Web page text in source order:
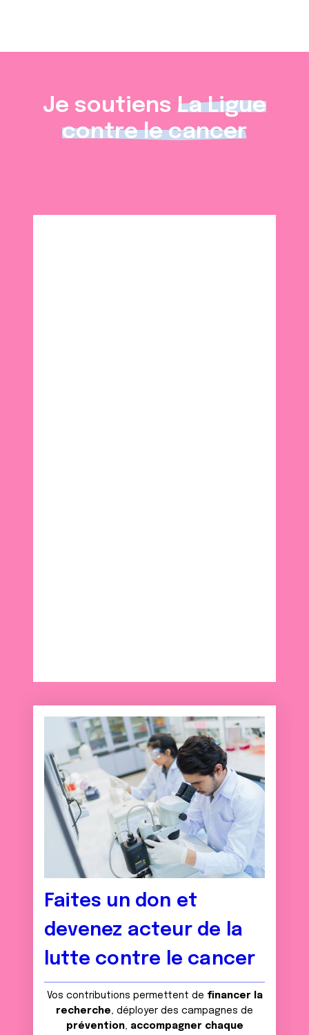
Je soutiens La Ligue
contre le cancer
Faites un don et
devenez acteur de la
lutte contre le cancer
Vos contributions permettent de financer la
recherche, déployer des campagnes de
prévention, accompagner chaque